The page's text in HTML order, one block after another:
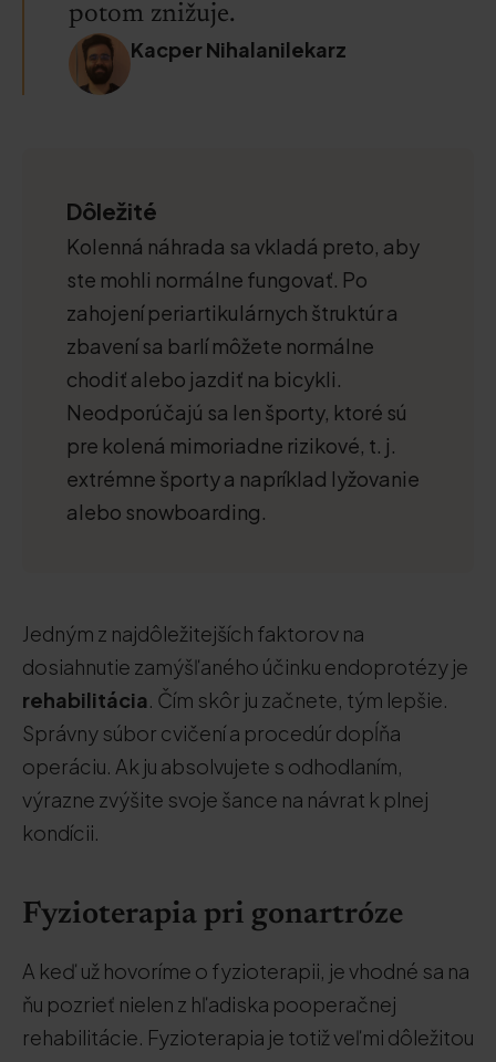
potom znižuje.
Kacper Nihalanilekarz
Dôležité
Kolenná náhrada sa vkladá preto, aby
ste mohli normálne fungovať. Po
zahojení periartikulárnych štruktúr a
zbavení sa barlí môžete normálne
chodiť alebo jazdiť na bicykli.
Neodporúčajú sa len športy, ktoré sú
pre kolená mimoriadne rizikové, t. j.
extrémne športy a napríklad lyžovanie
alebo snowboarding.
Jedným z najdôležitejších faktorov na
dosiahnutie zamýšľaného účinku endoprotézy je
rehabilitácia. Čím skôr ju začnete, tým lepšie.
Správny súbor cvičení a procedúr dopĺňa
operáciu. Ak ju absolvujete s odhodlaním,
výrazne zvýšite svoje šance na návrat k plnej
kondícii.
Fyzioterapia pri gonartróze
A keď už hovoríme o fyzioterapii, je vhodné sa na
ňu pozrieť nielen z hľadiska pooperačnej
rehabilitácie. Fyzioterapia je totiž veľmi dôležitou